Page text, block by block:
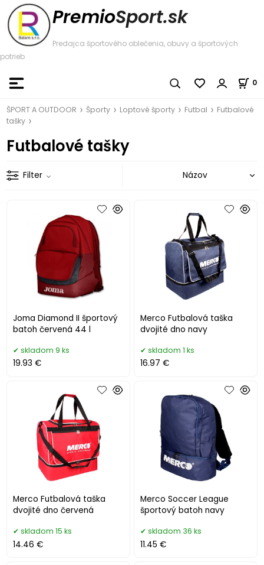
PremioSport.sk
Predajca športového oblečenia, obuvy a športových
potrieb
0
ŠPORT A OUTDOOR Športy Loptové športy Futbal
Futbalové
tašky
Futbalové tašky
Filter
Joma Diamond II športový
batoh červená 44 l
skladom 9 ks
19.93 €
Merco Futbalová taška
dvojité dno navy
skladom 1 ks
16.97 €
Merco Futbalová taška
dvojité dno červená
skladom 15 ks
14.46 €
Merco Soccer League
športový batoh navy
skladom 36 ks
11.45 €